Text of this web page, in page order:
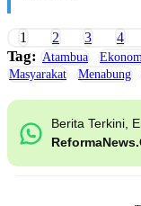
1 2 3 4
Tag: Atambua
Masyarakat
Menabung
Berita Terkini,